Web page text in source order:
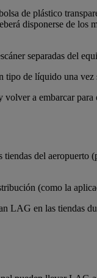
de plástico
disponerse de los
separadas del
de líquido una
a embarcar para
del
(como la
LAG en las tiendas